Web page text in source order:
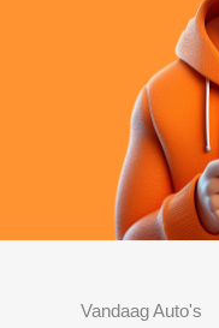
Vandaag Auto's